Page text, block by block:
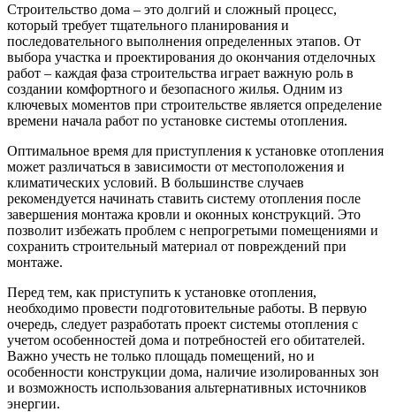
Строительство дома – это долгий и сложный процесс,
который требует тщательного планирования и
последовательного выполнения определенных этапов. От
выбора участка и проектирования до окончания отделочных
работ – каждая фаза строительства играет важную роль в
создании комфортного и безопасного жилья. Одним из
ключевых моментов при строительстве является определение
времени начала работ по установке системы отопления.
Оптимальное время для приступления к установке отопления
может различаться в зависимости от местоположения и
климатических условий. В большинстве случаев
рекомендуется начинать ставить систему отопления после
завершения монтажа кровли и оконных конструкций. Это
позволит избежать проблем с непрогретыми помещениями и
сохранить строительный материал от повреждений при
монтаже.
Перед тем, как приступить к установке отопления,
необходимо провести подготовительные работы. В первую
очередь, следует разработать проект системы отопления с
учетом особенностей дома и потребностей его обитателей.
Важно учесть не только площадь помещений, но и
особенности конструкции дома, наличие изолированных зон
и возможность использования альтернативных источников
энергии.